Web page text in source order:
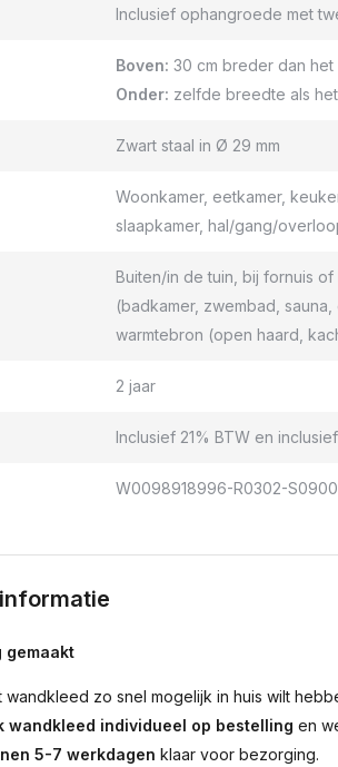
Inclusief ophangroede met
Boven: 30 cm breder dan het
Onder: zelfde breedte als
Zwart staal in Ø 29 mm
Woonkamer, eetkamer,
slaapkamer, hal/gang/
Buiten/in de tuin, bij fornuis
(badkamer, zwembad,
warmtebron (open haard,
2 jaar
Inclusief 21% BTW en
W0098918996-R0302-
gemaakt
zo snel mogelijk in huis wilt
wandkleed individueel op bestelling en
5-7 werkdagen klaar voor bezorging.